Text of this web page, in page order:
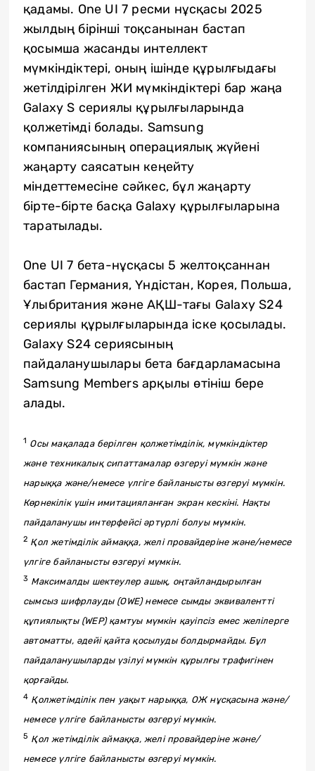
қадамы. One UI 7 ресми нұсқасы 2025
жылдың бірінші тоқсанынан бастап
қосымша жасанды интеллект
мүмкіндіктері, оның ішінде құрылғыдағы
жетілдірілген ЖИ мүмкіндіктері бар жаңа
Galaxy S сериялы құрылғыларында
қолжетімді болады. Samsung
компаниясының операциялық жүйені
жаңарту саясатын кеңейту
міндеттемесіне сәйкес, бұл жаңарту
бірте-бірте басқа Galaxy құрылғыларына
таратылады.
One UI 7 бета-нұсқасы 5 желтоқсаннан
бастап Германия, Үндістан, Корея, Польша,
Ұлыбритания және АҚШ-тағы Galaxy S24
сериялы құрылғыларында іске қосылады.
Galaxy S24 сериясының
пайдаланушылары бета бағдарламасына
Samsung Members арқылы өтініш бере
алады.
1 Осы мақалада берілген қолжетімділік, мүмкіндіктер
және техникалық сипаттамалар өзгеруі мүмкін және
нарыққа және/немесе үлгіге байланысты өзгеруі мүмкін.
Көрнекілік үшін имитацияланған экран кескіні. Нақты
пайдаланушы интерфейсі әртүрлі болуы мүмкін.
2 Қол жетімділік аймаққа, желі провайдеріне және/немесе
үлгіге байланысты өзгеруі мүмкін.
3 Максималды шектеулер ашық, оңтайландырылған
сымсыз шифрлауды (OWE) немесе сымды эквивалентті
құпиялықты (WEP) қамтуы мүмкін қауіпсіз емес желілерге
автоматты, әдейі қайта қосылуды болдырмайды. Бұл
пайдаланушыларды үзілуі мүмкін құрылғы трафигінен
қорғайды.
4 Қолжетімділік пен уақыт нарыққа, ОЖ нұсқасына және/
немесе үлгіге байланысты өзгеруі мүмкін.
5 Қол жетімділік аймаққа, желі провайдеріне және/
немесе үлгіге байланысты өзгеруі мүмкін.